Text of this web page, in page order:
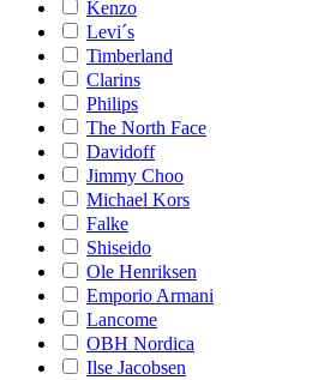
Kenzo
Levi´s
Timberland
Clarins
Philips
The North Face
Davidoff
Jimmy Choo
Michael Kors
Falke
Shiseido
Ole Henriksen
Emporio Armani
Lancome
OBH Nordica
Ilse Jacobsen